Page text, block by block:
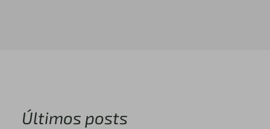
Últimos posts